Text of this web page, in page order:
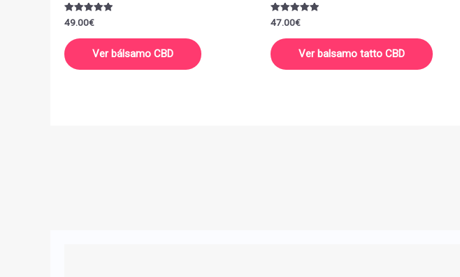
Valorado
con
5.00
de 5
49.00€
Ver bálsamo CBD
Valorado
con
5.00
de 5
47.00€
Ver balsamo tatto CBD